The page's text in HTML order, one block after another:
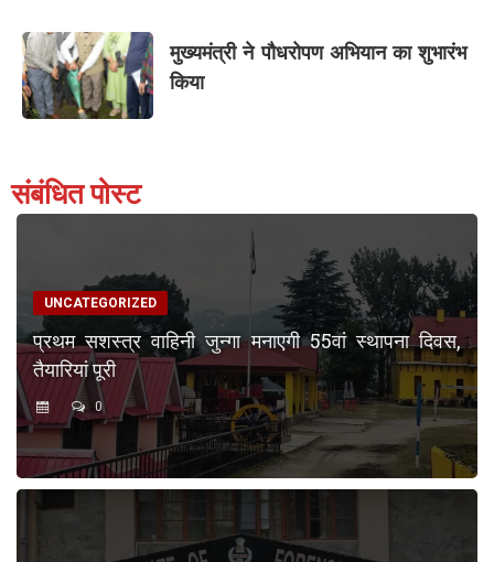
मुख्यमंत्री ने पौधरोपण अभियान का शुभारंभ
किया
संबंधित पोस्ट
UNCATEGORIZED
प्रथम सशस्त्र वाहिनी जुन्गा मनाएगी 55वां स्थापना दिवस,
तैयारियां पूरी
0